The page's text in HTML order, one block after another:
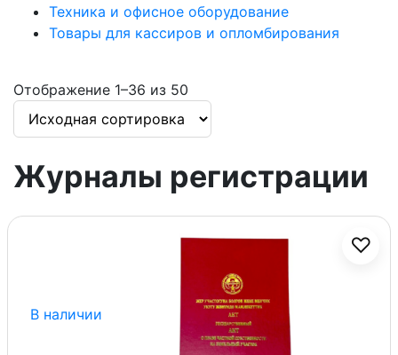
Техника и офисное оборудование
Товары для кассиров и опломбирования
Отображение 1–36 из 50
Журналы регистрации
В наличии
♡